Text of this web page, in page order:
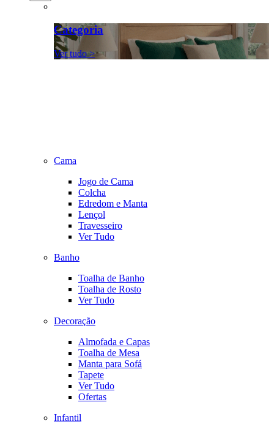
Categoria
Ver tudo >
Cama
Jogo de Cama
Colcha
Edredom e Manta
Lençol
Travesseiro
Ver Tudo
Banho
Toalha de Banho
Toalha de Rosto
Ver Tudo
Decoração
Almofada e Capas
Toalha de Mesa
Manta para Sofá
Tapete
Ver Tudo
Ofertas
Infantil